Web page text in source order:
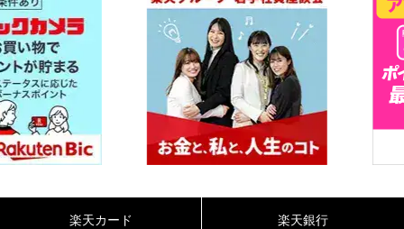
楽天カード 楽天銀行